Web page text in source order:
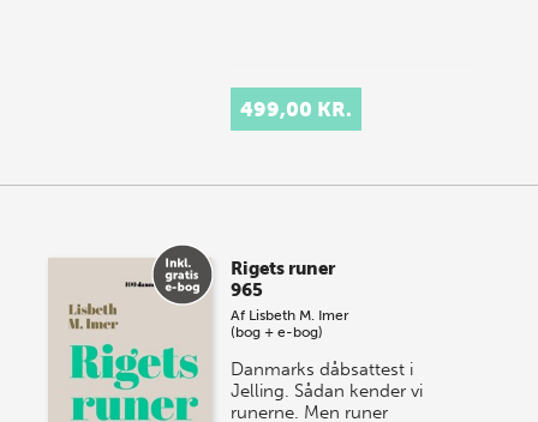
499,00 KR.
Rigets runer
965
Af Lisbeth M. Imer
(bog + e-bog)
Danmarks dåbsattest i
Jelling. Sådan kender vi
runerne. Men runer